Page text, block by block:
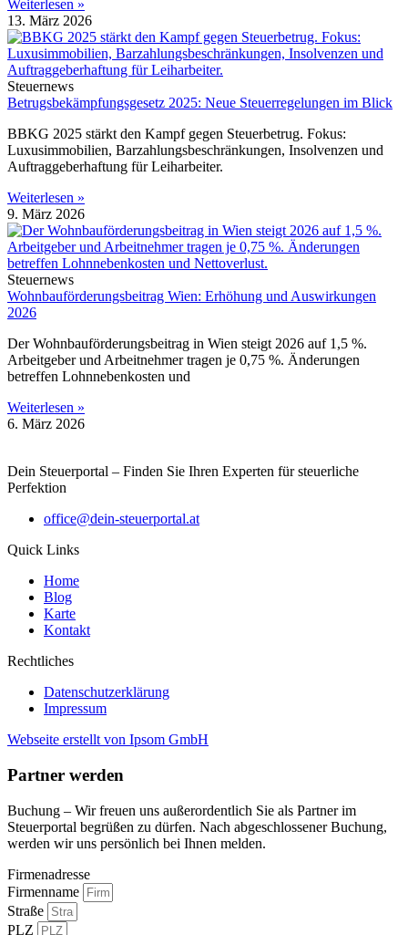
Weiterlesen »
13. März 2026
Steuernews
Betrugsbekämpfungsgesetz 2025: Neue Steuerregelungen im Blick
BBKG 2025 stärkt den Kampf gegen Steuerbetrug. Fokus:
Luxusimmobilien, Barzahlungsbeschränkungen, Insolvenzen und
Auftraggeberhaftung für Leiharbeiter.
Weiterlesen »
9. März 2026
Steuernews
Wohnbauförderungsbeitrag Wien: Erhöhung und Auswirkungen
2026
Der Wohnbauförderungsbeitrag in Wien steigt 2026 auf 1,5 %.
Arbeitgeber und Arbeitnehmer tragen je 0,75 %. Änderungen
betreffen Lohnnebenkosten und
Weiterlesen »
6. März 2026
Dein Steuerportal – Finden Sie Ihren Experten für steuerliche
Perfektion
office@dein-steuerportal.at
Quick Links
Home
Blog
Karte
Kontakt
Rechtliches
Datenschutzerklärung
Impressum
Webseite erstellt von Ipsom GmbH
Partner werden
Buchung – Wir freuen uns außerordentlich Sie als Partner im
Steuerportal begrüßen zu dürfen. Nach abgeschlossener Buchung,
werden wir uns persönlich bei Ihnen melden.
Firmenadresse
Firmenname
Straße
PLZ